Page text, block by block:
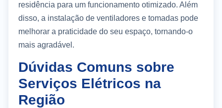
residência para um funcionamento otimizado. Além
disso, a instalação de ventiladores e tomadas pode
melhorar a praticidade do seu espaço, tornando-o
mais agradável.
Dúvidas Comuns sobre
Serviços Elétricos na
Região